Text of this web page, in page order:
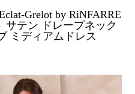
Grelot by RiNFARRE
サテン ドレープネック
ミディアムドレス